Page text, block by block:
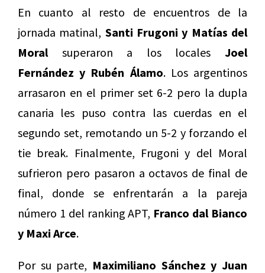
En cuanto al resto de encuentros de la
jornada matinal, Santi Frugoni y Matías del
Moral superaron a los locales Joel
Fernández y Rubén Álamo. Los argentinos
arrasaron en el primer set 6-2 pero la dupla
canaria les puso contra las cuerdas en el
segundo set, remotando un 5-2 y forzando el
tie break. Finalmente, Frugoni y del Moral
sufrieron pero pasaron a octavos de final de
final, donde se enfrentarán a la pareja
número 1 del ranking APT, Franco dal Bianco
y Maxi Arce.
Por su parte, Maximiliano Sánchez y Juan